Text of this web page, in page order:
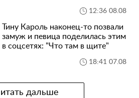
12:36 08.08
Тину Кароль наконец-то позвали
замуж и певица поделилась этим
в соцсетях: "Что там в щите"
18:41 07.08
дальше